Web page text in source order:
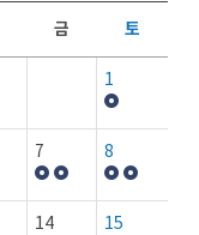
금 토
1
7 8
14 15